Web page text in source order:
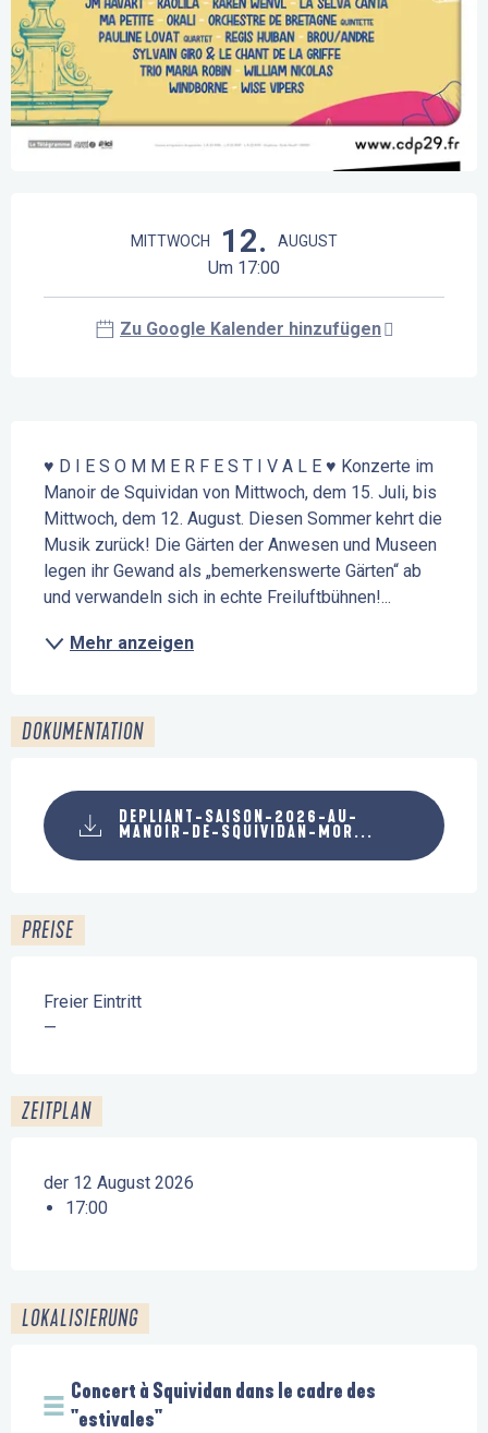
MITTWOCH 12. AUGUST
Um 17:00
Zu Google Kalender hinzufügen
♥ D I E S O M M E R F E S T I V A L E ♥ Konzerte im
Manoir de Squividan von Mittwoch, dem 15. Juli, bis
Mittwoch, dem 12. August. Diesen Sommer kehrt die
Musik zurück! Die Gärten der Anwesen und Museen
legen ihr Gewand als „bemerkenswerte Gärten“ ab
und verwandeln sich in echte Freiluftbühnen!...
Mehr anzeigen
DOKUMENTATION
DEPLIANT-SAISON-2026-AU-
MANOIR-DE-SQUIVIDAN-MOR...
PREISE
Freier Eintritt
—
ZEITPLAN
der 12 August 2026
17:00
LOKALISIERUNG
Concert à Squividan dans le cadre des
"estivales"